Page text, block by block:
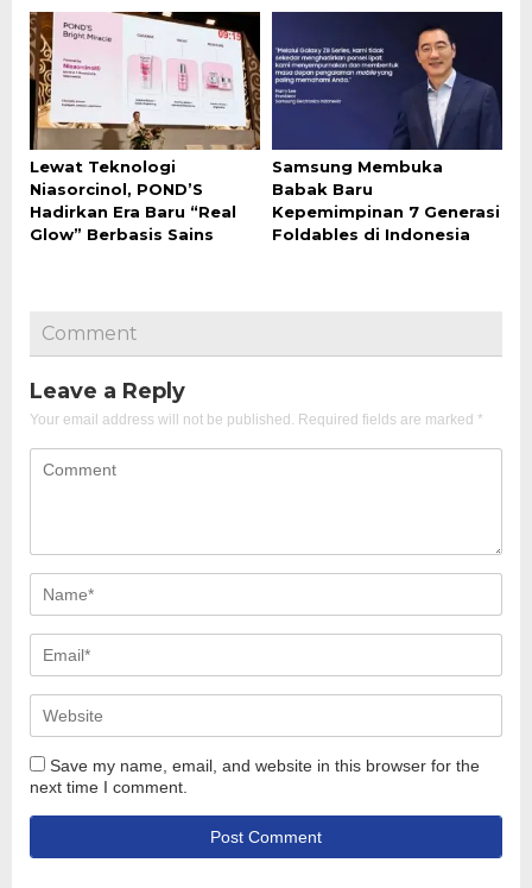
Lewat Teknologi
Niasorcinol, POND’S
Hadirkan Era Baru “Real
Glow” Berbasis Sains
Samsung Membuka
Babak Baru
Kepemimpinan 7 Generasi
Foldables di Indonesia
Comment
Leave a Reply
Your email address will not be published. Required fields are marked *
Save my name, email, and website in this browser for the
next time I comment.